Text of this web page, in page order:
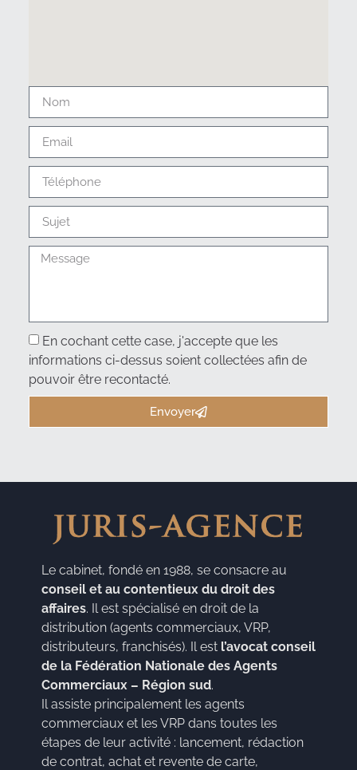
En cochant cette case, j'accepte que les
informations ci-dessus soient collectées afin de
pouvoir être recontacté.
Envoyer
Le cabinet, fondé en 1988, se consacre au
conseil et au contentieux du droit des
affaires. Il est spécialisé en droit de la
distribution (agents commerciaux, VRP,
distributeurs, franchisés). Il est l’avocat conseil
de la Fédération Nationale des Agents
Commerciaux – Région sud.
Il assiste principalement les agents
commerciaux et les VRP dans toutes les
étapes de leur activité : lancement, rédaction
de contrat, achat et revente de carte,